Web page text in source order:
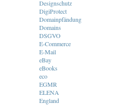
Designschutz
DigiProtect
Domainpfändung
Domains
DSGVO
E-Commerce
E-Mail
eBay
eBooks
eco
EGMR
ELENA
England